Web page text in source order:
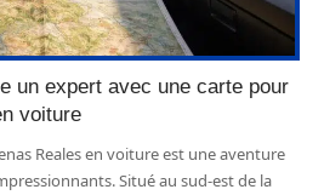
un expert avec une carte pour
voiture
Reales en voiture est une aventure
Situé au sud-est de la